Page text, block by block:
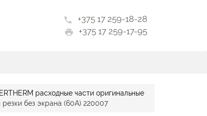
phone +375 17 259-18-28
print +375 17 259-17-95
расходные части оригинальные
без экрана (60А) 220007